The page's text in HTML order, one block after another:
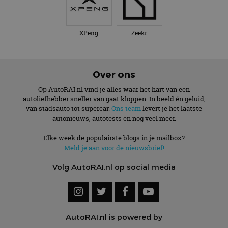
XPeng Zeekr
Over ons
Op AutoRAI.nl vind je alles waar het hart van een
autoliefhebber sneller van gaat kloppen. In beeld én geluid,
van stadsauto tot supercar. Ons teamlevert je het laatste
autonieuws, autotests en nog veel meer.
Elke week de populairste blogs in je mailbox?
Meld je aan voor de nieuwsbrief!
Volg AutoRAI.nl op social media
AutoRAI.nl is powered by